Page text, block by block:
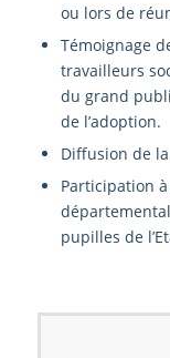
ou lors de
Témoignage
travailleurs
du grand
de l’adoption.
Diffusion de
Participation
pupilles de